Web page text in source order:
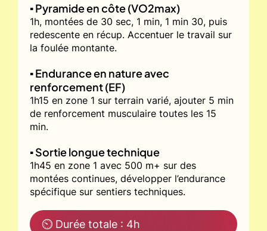
▪️ Pyramide en côte (VO2max)
1h, montées de 30 sec, 1 min, 1 min 30, puis
redescente en récup. Accentuer le travail sur
la foulée montante.
▪️ Endurance en nature avec
renforcement (EF)
1h15 en zone 1 sur terrain varié, ajouter 5 min
de renforcement musculaire toutes les 15
min.
▪️ Sortie longue technique
1h45 en zone 1 avec 500 m+ sur des
montées continues, développer l’endurance
spécifique sur sentiers techniques.
⏲ Durée totale : 4h